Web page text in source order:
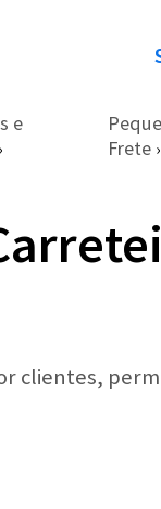
e
›
Frete ›
clientes,